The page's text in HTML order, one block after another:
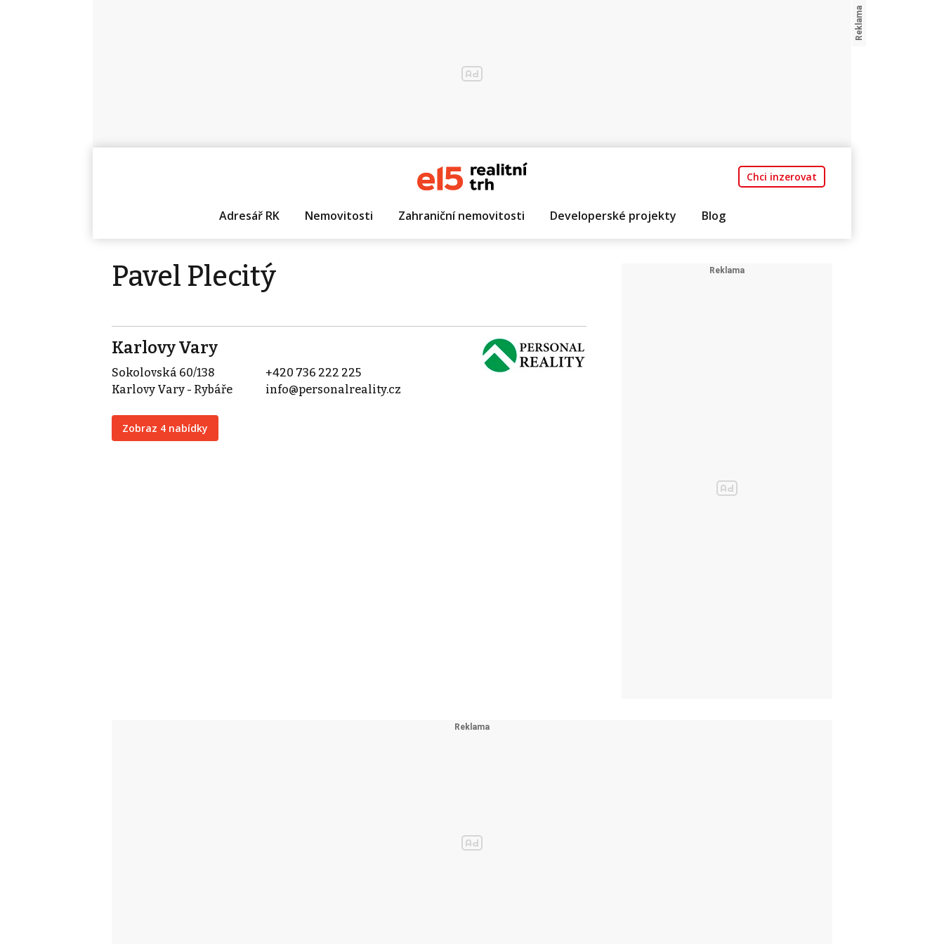
Chci inzerovat
Adresář RK Nemovitosti Zahraniční nemovitosti Developerské projekty Blog
Pavel Plecitý
Karlovy Vary
Sokolovská 60/138
Karlovy Vary - Rybáře
Zobraz 4 nabídky
+420 736 222 225
info@personalreality.cz